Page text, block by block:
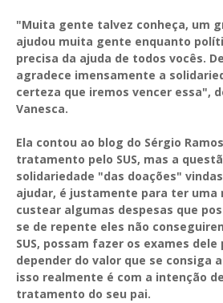
"Muita gente talvez conheça, um
ajudou muita gente enquanto
precisa da ajuda de todos vocês.
agradece imensamente a
certeza que iremos vencer essa",
Vanesca.
Ela contou ao blog do Sérgio
tratamento pelo SUS, mas a
solidariedade "das doações"
ajudar, é justamente para ter uma
custear algumas despesas que
se de repente eles não
SUS, possam fazer os exames
depender do valor que se consiga
isso realmente é com a intenção
tratamento do seu pai.